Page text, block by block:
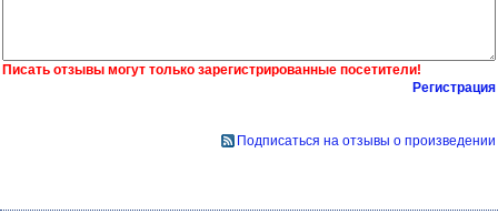
Писать отзывы могут только зарегистрированные посетители!
Регистрация
Подписаться на отзывы о произведении